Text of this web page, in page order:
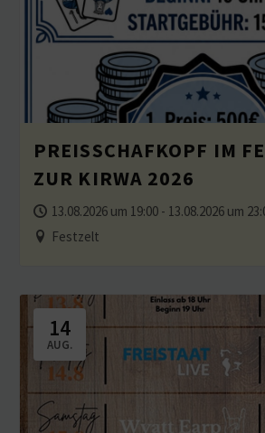
PREIS­SCHAFKOPF IM
ZUR KIRWA 2026
13.08.2026 um 19:00 - 13.08.2026 um
Festzelt
14
AUG.